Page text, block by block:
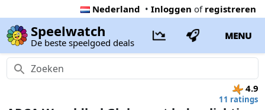
Nederland • Inloggen of registreren
Speelwatch
De beste speelgoed deals
MENU
4.9
11 ratings